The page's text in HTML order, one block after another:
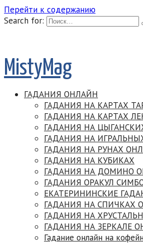
Перейти к содержанию
Search for:
MistyMag
ГАДАНИЯ ОНЛАЙН
ГАДАНИЯ НА КАРТАХ
ГАДАНИЯ НА КАРТАХ
ГАДАНИЯ НА
ГАДАНИЯ НА
ГАДАНИЯ НА РУНАХ
ГАДАНИЯ НА КУБИКАХ
ГАДАНИЯ НА ДОМИНО
ГАДАНИЯ ОРАКУЛ
ЕКАТЕРИНИНСКИЕ
ГАДАНИЯ НА СПИЧКАХ
ГАДАНИЯ НА
ГАДАНИЯ НА ЗЕРКАЛЕ
Гадание онлайн на